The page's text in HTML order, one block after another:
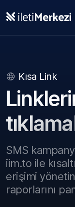
Kısa Link
SMS
iim.to ile
erişimi
raporlarını